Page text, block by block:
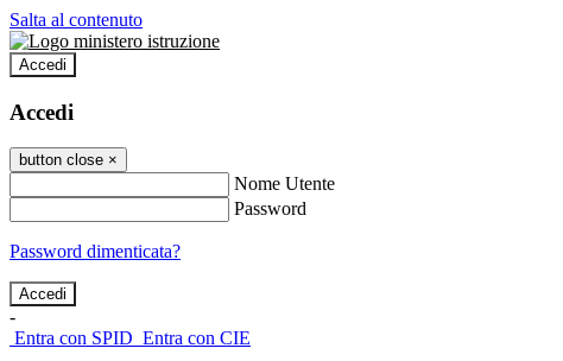
Salta al contenuto
Accedi
Accedi
button close ×
Nome Utente
Password
Password dimenticata?
-
Entra con SPID Entra con CIE